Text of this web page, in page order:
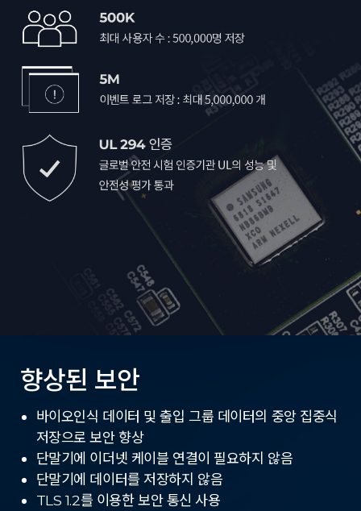
향상된 보안
바이오인식 데이터 및 출입 그룹 데이터의 중앙 집중식
저장으로 보안 향상
단말기에 이더넷 케이블 연결이 필요하지 않음
단말기에 데이터를 저장하지 않음
TLS 1.2를 이용한 보안 통신 사용